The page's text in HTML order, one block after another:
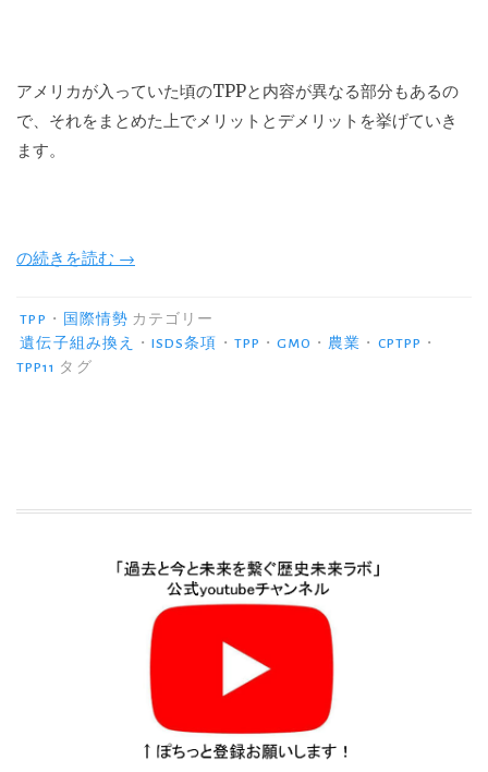
アメリカが入っていた頃のTPPと内容が異なる部分もあるの
で、それをまとめた上でメリットとデメリットを挙げていき
ます。
“新
済
協
定
の続きを読む →
TPP ・ 国際情勢 カテゴリー
遺伝子組み換え
・ISDS条項 ・ TPP ・ GMO ・ 農業 ・ CPTPP ・
TPP11 タグ